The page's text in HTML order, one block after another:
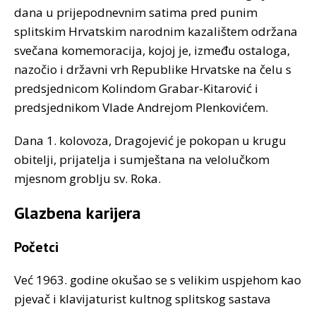
dana u prijepodnevnim satima pred punim
splitskim Hrvatskim narodnim kazalištem održana
svečana komemoracija, kojoj je, između ostaloga,
nazočio i državni vrh Republike Hrvatske na čelu s
predsjednicom Kolindom Grabar-Kitarović i
predsjednikom Vlade Andrejom Plenkovićem.
Dana 1. kolovoza, Dragojević je pokopan u krugu
obitelji, prijatelja i sumještana na velolučkom
mjesnom groblju sv. Roka.
Glazbena karijera
Početci
Već 1963. godine okušao se s velikim uspjehom kao
pjevač i klavijaturist kultnog splitskog sastava